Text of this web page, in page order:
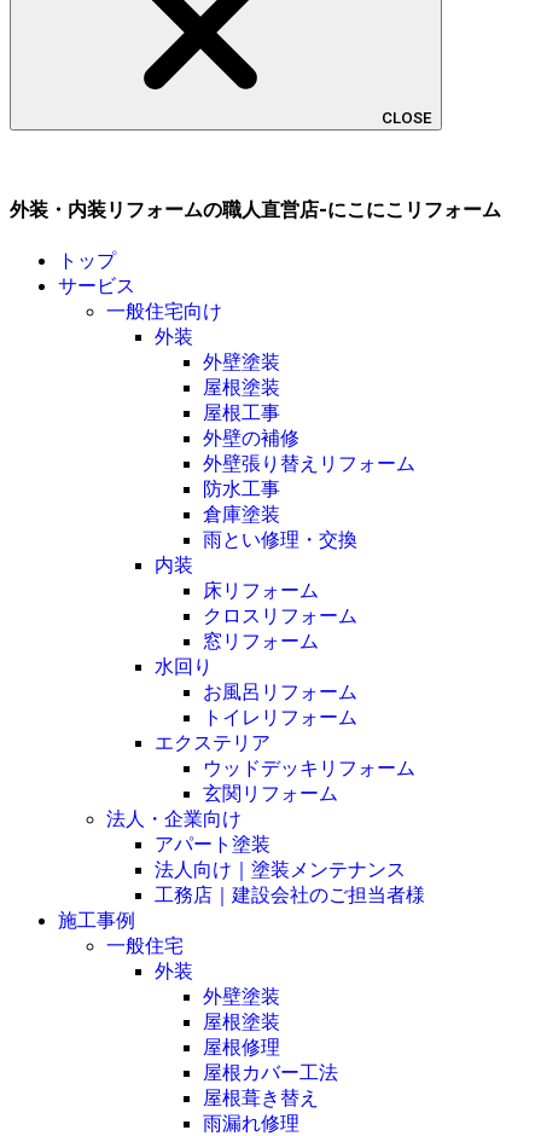
CLOSE
外装・内装リフォームの職人直営店-にこにこリフォーム
トップ
サービス
一般住宅向け
外装
外壁塗装
屋根塗装
屋根工事
外壁の補修
外壁張り替えリフォーム
防水工事
倉庫塗装
雨とい修理・交換
内装
床リフォーム
クロスリフォーム
窓リフォーム
水回り
お風呂リフォーム
トイレリフォーム
エクステリア
ウッドデッキリフォーム
玄関リフォーム
法人・企業向け
アパート塗装
法人向け｜塗装メンテナンス
工務店｜建設会社のご担当者様
施工事例
一般住宅
外装
外壁塗装
屋根塗装
屋根修理
屋根カバー工法
屋根葺き替え
雨漏れ修理